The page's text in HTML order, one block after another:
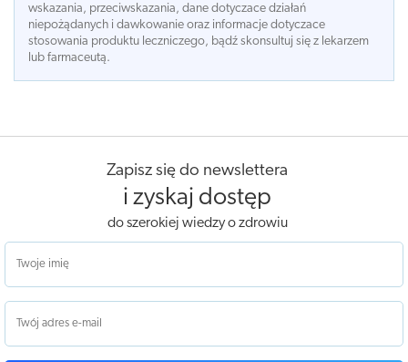
wskazania, przeciwskazania, dane dotyczace działań
niepożądanych i dawkowanie oraz informacje dotyczace
stosowania produktu leczniczego, bądź skonsultuj się z lekarzem
lub farmaceutą.
Zapisz się do newslettera
i zyskaj dostęp
do szerokiej wiedzy o zdrowiu